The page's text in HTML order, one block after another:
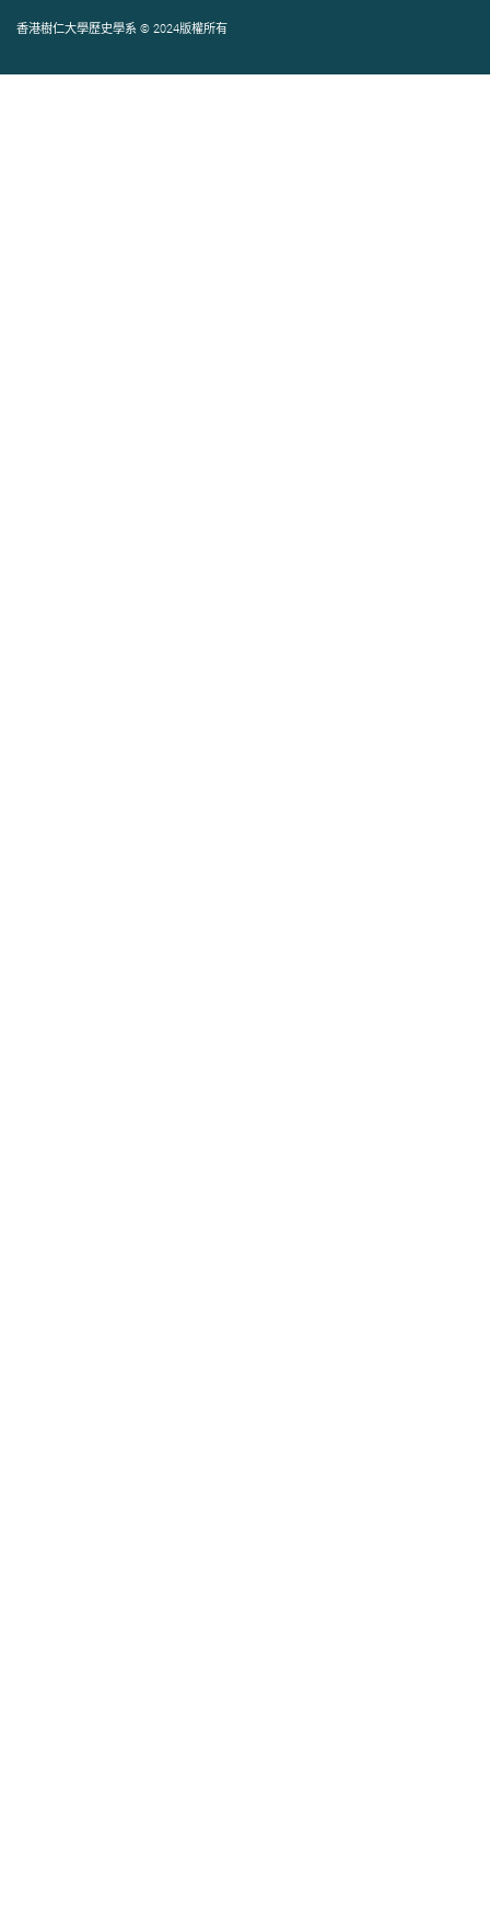
香港樹仁大學歷史學系 © 2024版權所有